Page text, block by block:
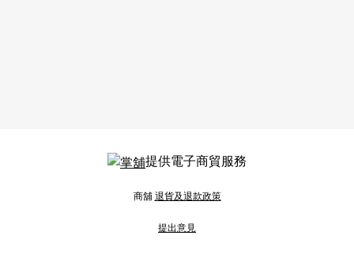
提供電子商貿服務
商舖退貨及退款政策
提出意見